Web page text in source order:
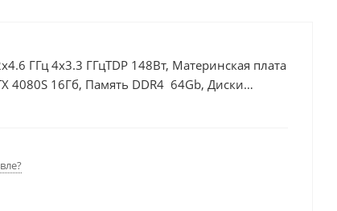
ГГц 4x3.3 ГГцTDP 148Вт, Материнская плата
4080S 16Гб, Память DDR4 64Gb, Диски